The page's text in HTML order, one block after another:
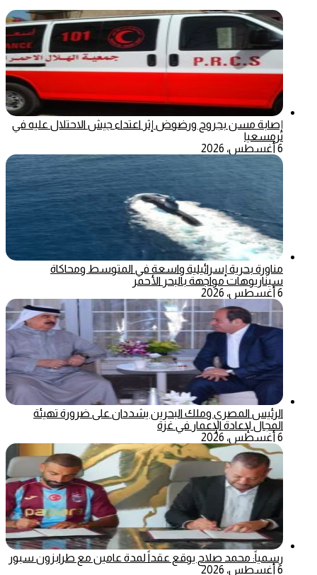
إصابة مسن بجروح ورضوض إثر اعتداء جيش الاحتلال عليه في
ترمسعيا
6 أغسطس، 2026
مناورة بحرية إسرائيلية واسعة في المتوسط ومحاكاة
سيناريوهات مواجهة بالبحر الأحمر
6 أغسطس، 2026
الرئيس المصري وملك البحرين يشددان على ضرورة تهيئة
المجال لإعادة الإعمار في غزة
6 أغسطس، 2026
رسمياً: محمد صلاح يوقع عقداً لمدة عامين مع طرابزون سبور
6 أغسطس، 2026